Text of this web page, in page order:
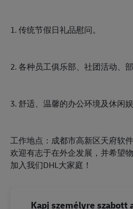
1. 传统节假日礼品慰问。
2. 各种员工俱乐部、社团活动、
3. 舒适、温馨的办公环境及休闲
工作地点：成都市高新区天府软
欢迎有志于在外企发展，并希望
加入我们DHL大家庭！
Kapj személyre szabott